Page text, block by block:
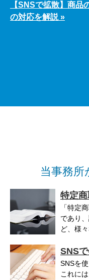
【SNSで拡散】商品
の対応を解説 »
当事務所
特定
「特定
であり
ど、様
SNS
SNSを
これに